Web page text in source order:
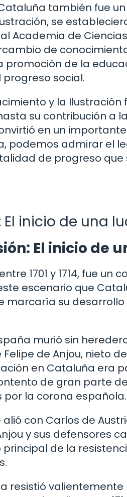
también fue
se
Academia de
de
promoción de la
social.
y la Ilustración
su contribución a
en un
podemos admirar el
de progreso que
inicio de una
El inicio de
1701 y 1714, fue un
escenario que
marcaría su desarrollo
murió sin
de Anjou, nieto de
en Cataluña era
de gran parte
la corona española.
con Carlos de
y sus defensores
de la
resistió